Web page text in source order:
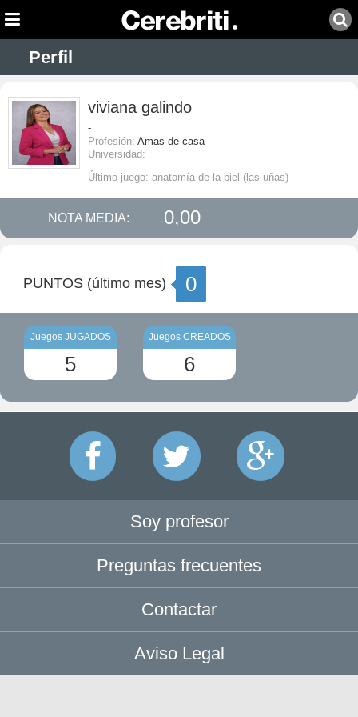
Perfil
viviana galindo
-
Profesión: Amas de casa
Universidad:
Último juego: anatomía de la piel (las uñas)
NOTA MEDIA: 0,00
PUNTOS (último mes) 0
Juegos JUGADOS
5
Juegos CREADOS
6
Soy profesor
Preguntas frecuentes
Contactar
Aviso Legal